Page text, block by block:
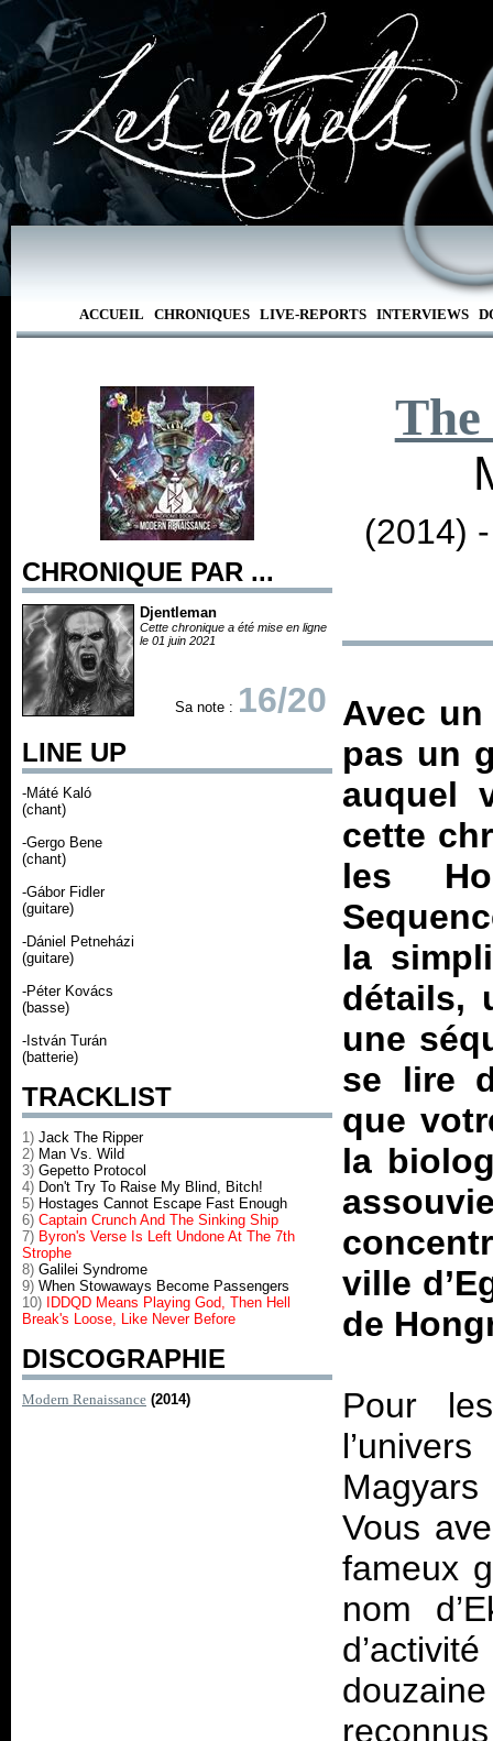
ACCUEIL CHRONIQUES LIVE-REPORTS INTERVIEWS
CHRONIQUE PAR ...
Djentleman
Cette chronique a été mise en ligne
le 01 juin 2021
Sa note : 16/20
LINE UP
-Máté Kaló
(chant)
-Gergo Bene
(chant)
-Gábor Fidler
(guitare)
-Dániel Petneházi
(guitare)
-Péter Kovács
(basse)
-István Turán
(batterie)
TRACKLIST
1) Jack The Ripper
2) Man Vs. Wild
3) Gepetto Protocol
4) Don't Try To Raise My Blind, Bitch!
5) Hostages Cannot Escape Fast Enough
6) Captain Crunch And The Sinking Ship
7) Byron's Verse Is Left Undone At The 7th
Strophe
8) Galilei Syndrome
9) When Stowaways Become Passengers
10)
IDDQD Means Playing God, Then Hell
Break's Loose, Like Never Before
DISCOGRAPHIE
Modern Renaissance (2014)
The
(2014)
Avec un
pas un
auquel
cette
les
la
détails,
une
se lire
que
la
ville
de
Pour
Vous
fameux
nom